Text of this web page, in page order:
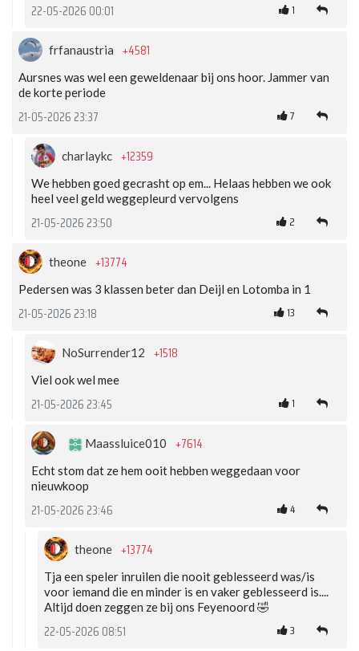
22-05-2026 00:01 1
frfanaustria +4581
Aursnes was wel een geweldenaar bij ons hoor. Jammer van
de korte periode
21-05-2026 23:37 7
charlaykc +12359
We hebben goed gecrasht op em... Helaas hebben we ook
heel veel geld weggepleurd vervolgens
21-05-2026 23:50 2
theone +13774
Pedersen was 3 klassen beter dan Deijl en Lotomba in 1
21-05-2026 23:18 13
NoSurrender12 +1518
Viel ook wel mee
21-05-2026 23:45 1
Maassluice010 +7614
Echt stom dat ze hem ooit hebben weggedaan voor
nieuwkoop
21-05-2026 23:46 4
theone +13774
Tja een speler inruilen die nooit geblesseerd was/is
voor iemand die en minder is en vaker geblesseerd is....
Altijd doen zeggen ze bij ons Feyenoord 🤣
22-05-2026 08:51 3